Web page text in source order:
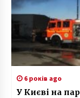
6 років ago
У Києві на